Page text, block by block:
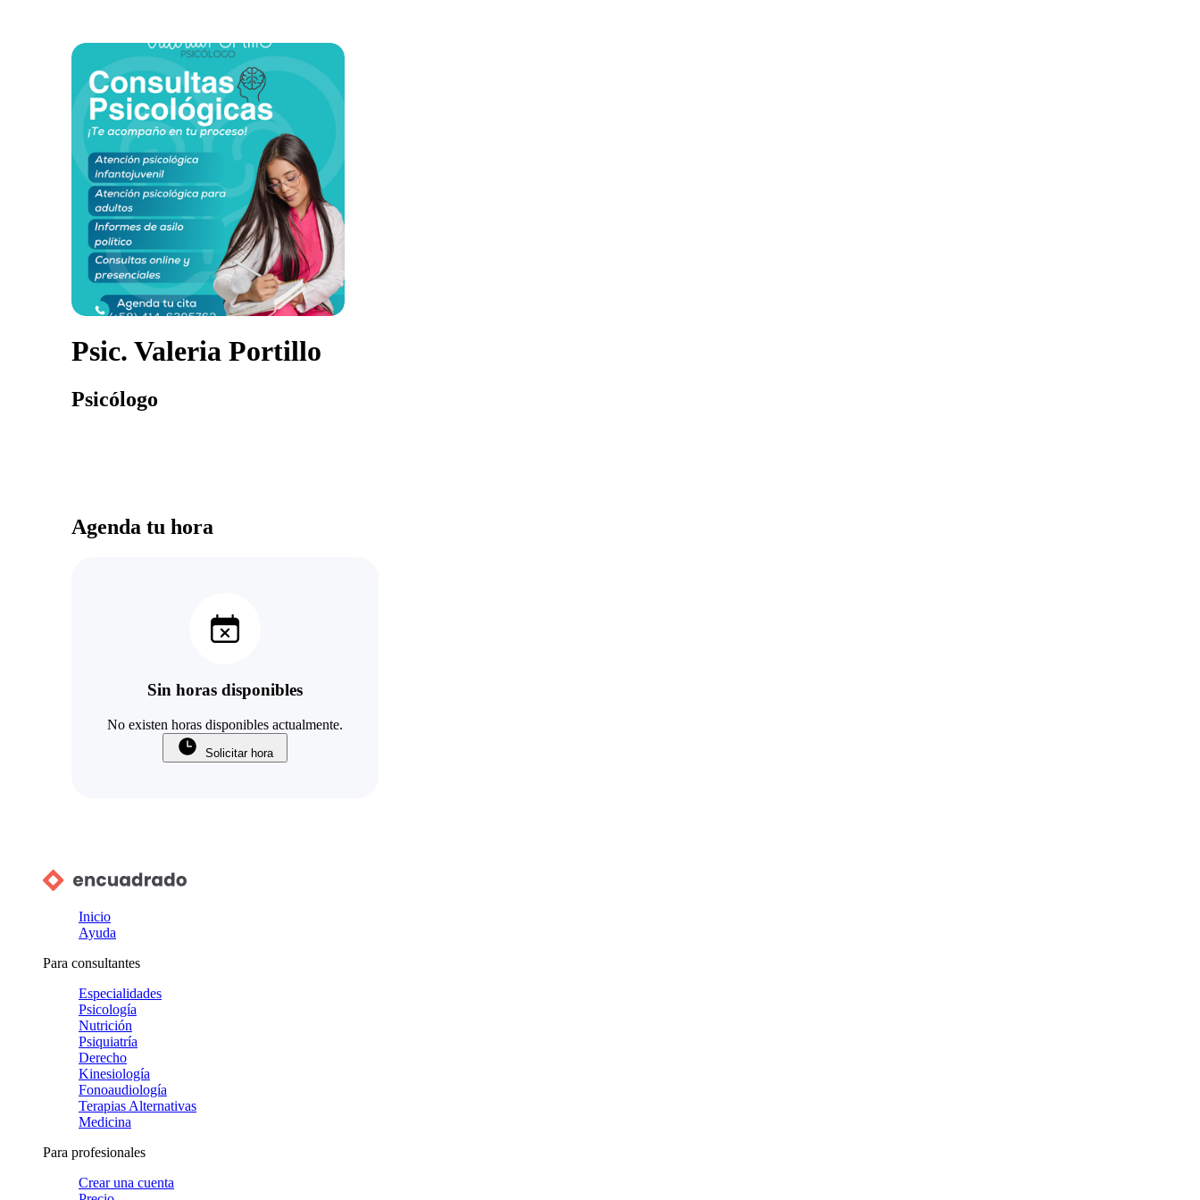
Psic. Valeria Portillo
Psicólogo
Agenda tu hora
Sin horas disponibles
No existen horas disponibles actualmente.
Solicitar hora
Inicio
Ayuda
Para consultantes
Especialidades
Psicología
Nutrición
Psiquiatría
Derecho
Kinesiología
Fonoaudiología
Terapias Alternativas
Medicina
Para profesionales
Crear una cuenta